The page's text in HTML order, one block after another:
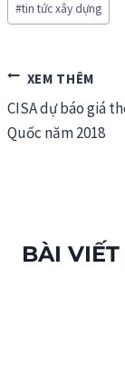
#tin tức xây dựng
Điều
hướng
bài
CISA dự báo giá
Quốc năm 2018
BÀI